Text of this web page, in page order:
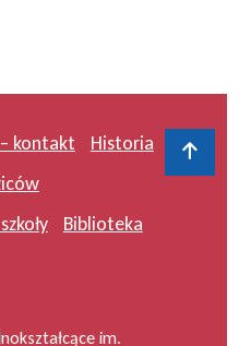
kontakt
Historia
Biblioteka
im.
Do